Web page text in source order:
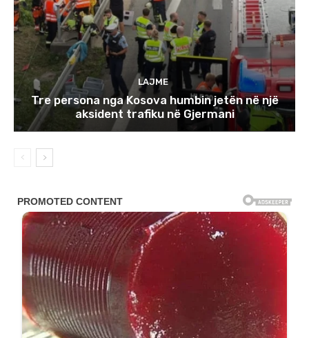
LAJME
Tre persona nga Kosova humbin jetën në një
aksident trafiku në Gjermani